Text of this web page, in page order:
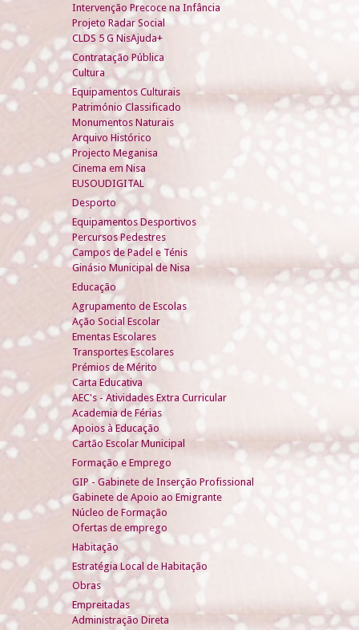
Intervenção Precoce na Infância
Projeto Radar Social
CLDS 5 G NisAjuda+
Contratação Pública
Cultura
Equipamentos Culturais
Património Classificado
Monumentos Naturais
Arquivo Histórico
Projecto Meganisa
Cinema em Nisa
EUSOUDIGITAL
Desporto
Equipamentos Desportivos
Percursos Pedestres
Campos de Padel e Ténis
Ginásio Municipal de Nisa
Educação
Agrupamento de Escolas
Ação Social Escolar
Ementas Escolares
Transportes Escolares
Prémios de Mérito
Carta Educativa
AEC's - Atividades Extra Curricular
Academia de Férias
Apoios à Educação
Cartão Escolar Municipal
Formação e Emprego
GIP - Gabinete de Inserção Profissional
Gabinete de Apoio ao Emigrante
Núcleo de Formação
Ofertas de emprego
Habitação
Estratégia Local de Habitação
Obras
Empreitadas
Administração Direta